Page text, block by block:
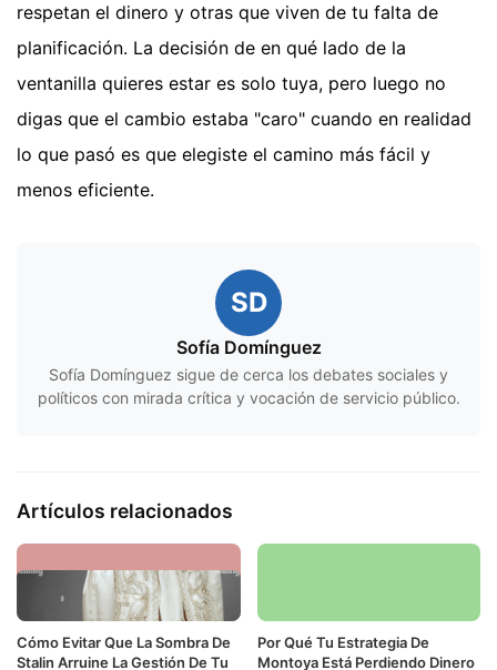
respetan el dinero y otras que viven de tu falta de
planificación. La decisión de en qué lado de la
ventanilla quieres estar es solo tuya, pero luego no
digas que el cambio estaba "caro" cuando en realidad
lo que pasó es que elegiste el camino más fácil y
menos eficiente.
SD
Sofía Domínguez
Sofía Domínguez sigue de cerca los debates sociales y
políticos con mirada crítica y vocación de servicio público.
Artículos relacionados
Cómo Evitar Que La Sombra De
Stalin Arruine La Gestión De Tu
Por Qué Tu Estrategia De
Montoya Está Perdiendo Dinero